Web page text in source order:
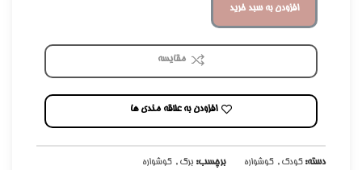
افزودن به سبد خرید
مقایسه
افزودن به علاقه مندی ها
دسته: کودک , گوشواره برچسب: برگ , گوشواره